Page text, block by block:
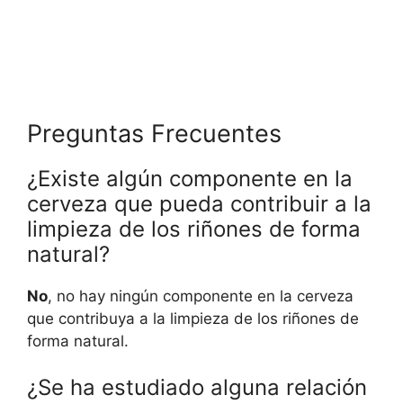
Preguntas Frecuentes
¿Existe algún componente en la
cerveza que pueda contribuir a la
limpieza de los riñones de forma
natural?
No, no hay ningún componente en la cerveza
que contribuya a la limpieza de los riñones de
forma natural.
¿Se ha estudiado alguna relación